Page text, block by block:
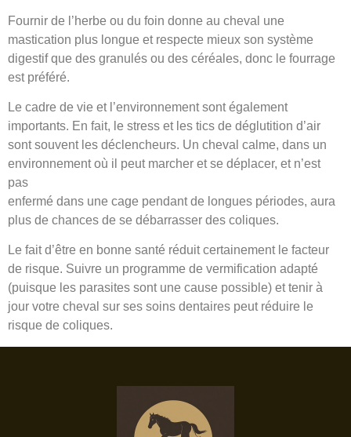
Fournir de l’herbe ou du foin donne au cheval une
mastication plus longue et respecte mieux son système
digestif que des granulés ou des céréales, donc le fourrage
est préféré.
Le cadre de vie et l’environnement sont également
importants. En fait, le stress et les tics de déglutition d’air
sont souvent les déclencheurs. Un cheval calme, dans un
environnement où il peut marcher et se déplacer, et n’est
pas
enfermé dans une cage pendant de longues périodes, aura
plus de chances de se débarrasser des coliques.
Le fait d’être en bonne santé réduit certainement le facteur
de risque. Suivre un programme de vermification adapté
(puisque les parasites sont une cause possible) et tenir à
jour votre cheval sur ses soins dentaires peut réduire le
risque de coliques.